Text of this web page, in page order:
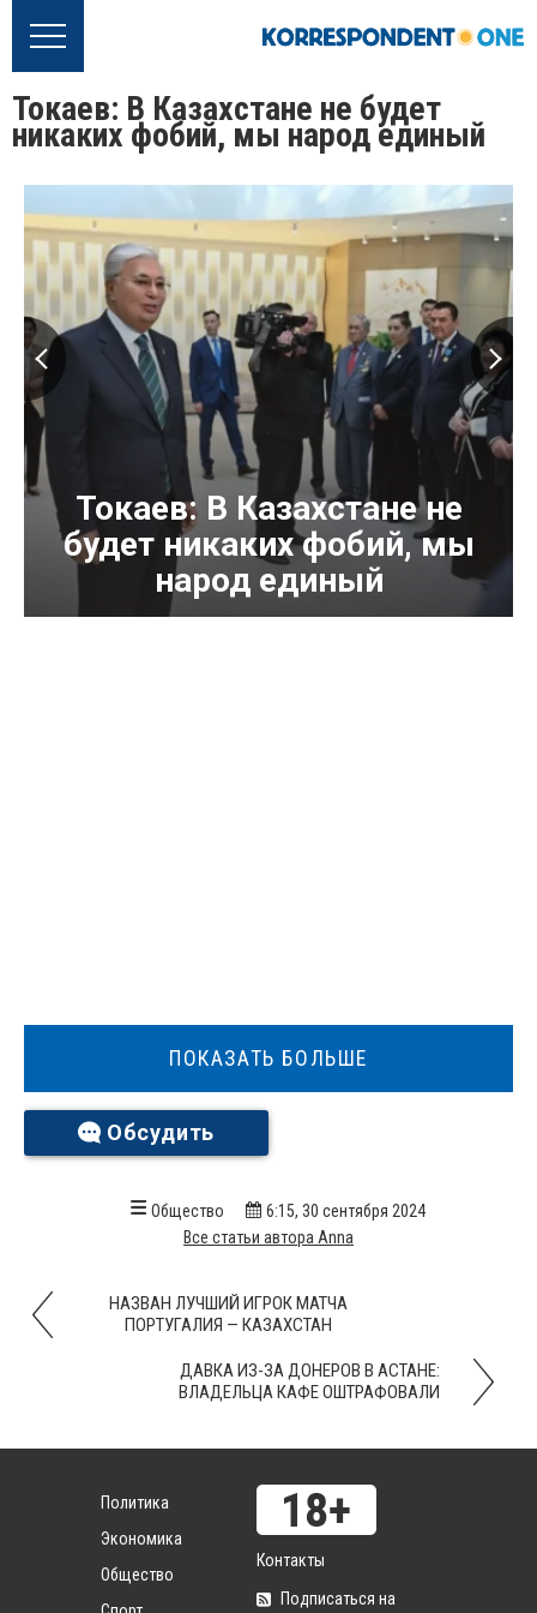
Токаев: В Казахстане не будет
никаких фобий, мы народ единый
Токаев: В Казахстане не
будет никаких фобий, мы
народ единый
ПОКАЗАТЬ БОЛЬШЕ
Обсудить
Общество
6:15, 30 сентября 2024
Все статьи автора Anna
НАЗВАН ЛУЧШИЙ ИГРОК МАТЧА
ПОРТУГАЛИЯ — КАЗАХСТАН
ДАВКА ИЗ-ЗА ДОНЕРОВ В АСТАНЕ:
ВЛАДЕЛЬЦА КАФЕ ОШТРАФОВАЛИ
Политика
Экономика
Общество
Контакты
Подписаться на